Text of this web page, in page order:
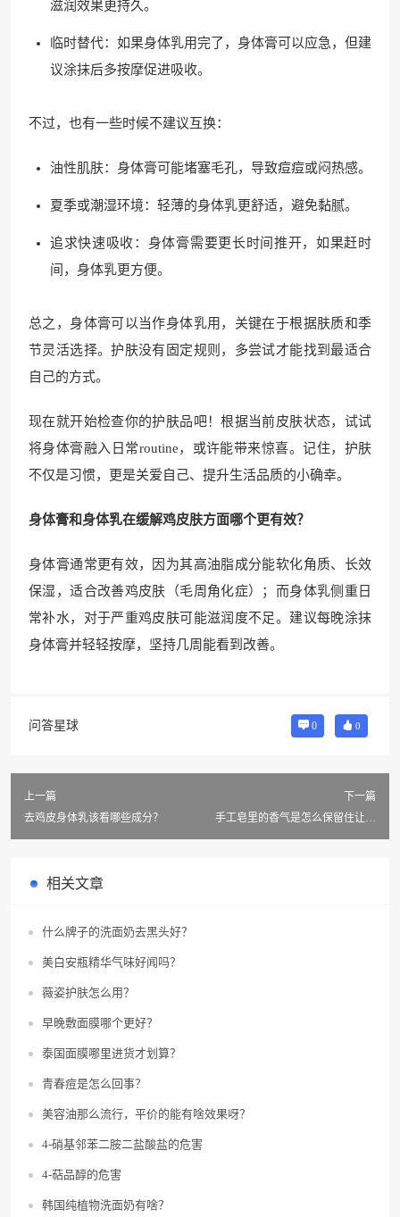
滋润效果更持久。
临时替代：如果身体乳用完了，身体膏可以应急，但建
议涂抹后多按摩促进吸收。
不过，也有一些时候不建议互换：
油性肌肤：身体膏可能堵塞毛孔，导致痘痘或闷热感。
夏季或潮湿环境：轻薄的身体乳更舒适，避免黏腻。
追求快速吸收：身体膏需要更长时间推开，如果赶时
间，身体乳更方便。
总之，身体膏可以当作身体乳用，关键在于根据肤质和季
节灵活选择。护肤没有固定规则，多尝试才能找到最适合
自己的方式。
现在就开始检查你的护肤品吧！根据当前皮肤状态，试试
将身体膏融入日常routine，或许能带来惊喜。记住，护肤
不仅是习惯，更是关爱自己、提升生活品质的小确幸。
身体膏和身体乳在缓解鸡皮肤方面哪个更有效？
身体膏通常更有效，因为其高油脂成分能软化角质、长效
保湿，适合改善鸡皮肤（毛周角化症）；而身体乳侧重日
常补水，对于严重鸡皮肤可能滋润度不足。建议每晚涂抹
身体膏并轻轻按摩，坚持几周能看到改善。
问答星球 0 0
上一篇
去鸡皮身体乳该看哪些成分？
下一篇
手工皂里的香气是怎么保留住让人
相关文章
什么牌子的洗面奶去黑头好？
美白安瓶精华气味好闻吗？
薇姿护肤怎么用？
早晚敷面膜哪个更好？
泰国面膜哪里进货才划算？
青春痘是怎么回事？
美容油那么流行，平价的能有啥效果呀？
4-硝基邻苯二胺二盐酸盐的危害
4-萜品醇的危害
韩国纯植物洗面奶有啥？